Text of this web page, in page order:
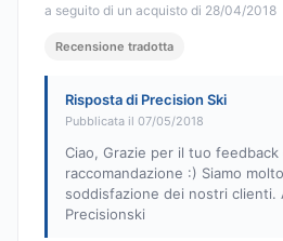
a seguito di un acquisto di 28/04/2018
Recensione tradotta
Risposta di Precision Ski
Pubblicata il 07/05/2018
Ciao, Grazie per il tuo
raccomandazione :) Siamo
soddisfazione dei nostri clienti.
Precisionski